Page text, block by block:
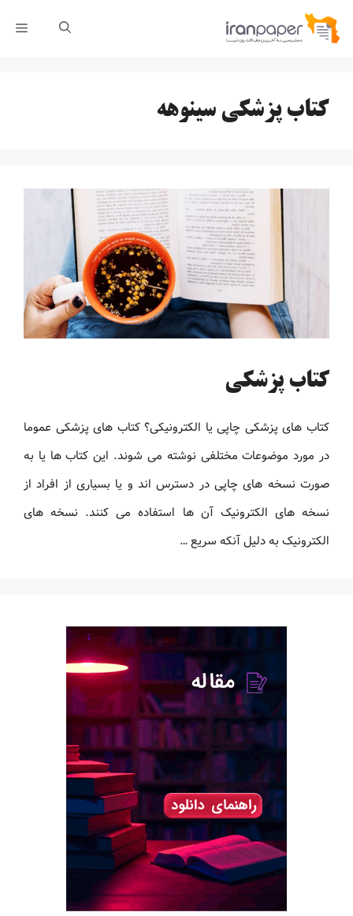
پرش
کتاب پزشکی سینوهه
کتاب پزشکی
کتاب های پزشکی چاپی یا الکترونیکی؟ کتاب های پزشکی عموما
در مورد موضوعات مختلفی نوشته می شوند. این کتاب ها یا به
صورت نسخه های چاپی در دسترس اند و یا بسیاری از افراد از
نسخه های الکترونیک آن ها استفاده می کنند. نسخه های
الکترونیک به دلیل آنکه سریع …